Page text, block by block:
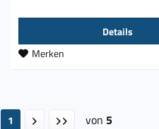
Details
Merken
1 von 5